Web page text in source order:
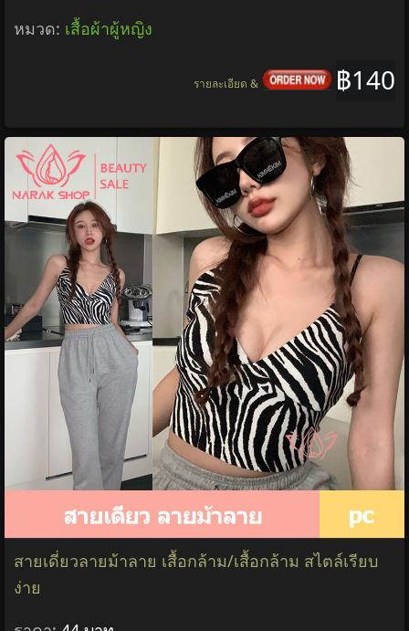
หมวด: เสื้อผ้าผู้หญิง
฿140
รายละเอียด &
สายเดี่ยวลายม้าลาย เสื้อกล้าม/เสื้อกล้าม สไตล์เรียบ
ง่าย